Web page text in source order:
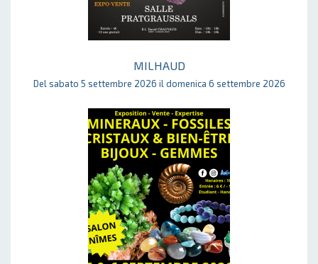
MILHAUD
Del sabato 5 settembre 2026 il domenica 6 settembre 2026